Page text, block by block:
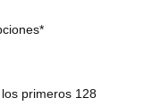
primeros 128